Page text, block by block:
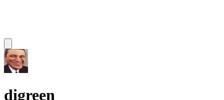
digreen